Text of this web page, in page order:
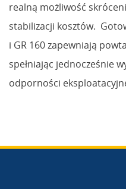
realną możliwość
stabilizacji kosztów.
i GR 160 zapewniają
spełniając jednocześnie
odporności